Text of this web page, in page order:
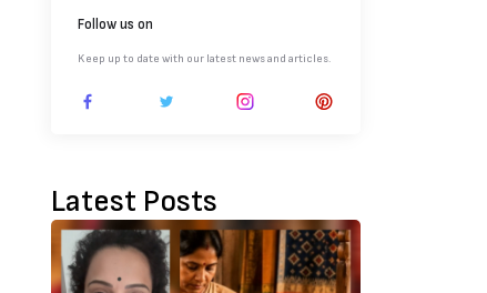
Follow us on
Keep up to date with our latest news and articles.
Latest Posts